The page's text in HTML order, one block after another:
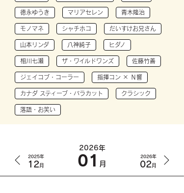
徳永ゆうき マリアセレン 青木隆治
モノマネ シャチホコ だいすけお兄さん
山本リンダ 八神純子 ヒダノ
相川七瀬 ザ・ワイルドワンズ 佐藤竹善
ジェイコブ・コーラー 指揮コン × Ｎ響
カナダ スティーブ・バラカット クラシック
落語・お笑い
2025年
12月
2026年
01 月
2026年
02月